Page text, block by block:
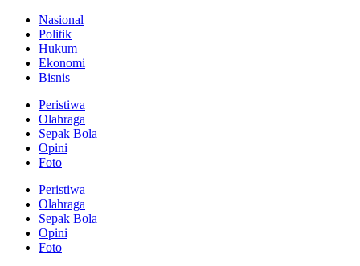
Nasional
Politik
Hukum
Ekonomi
Bisnis
Peristiwa
Olahraga
Sepak Bola
Opini
Foto
Peristiwa
Olahraga
Sepak Bola
Opini
Foto